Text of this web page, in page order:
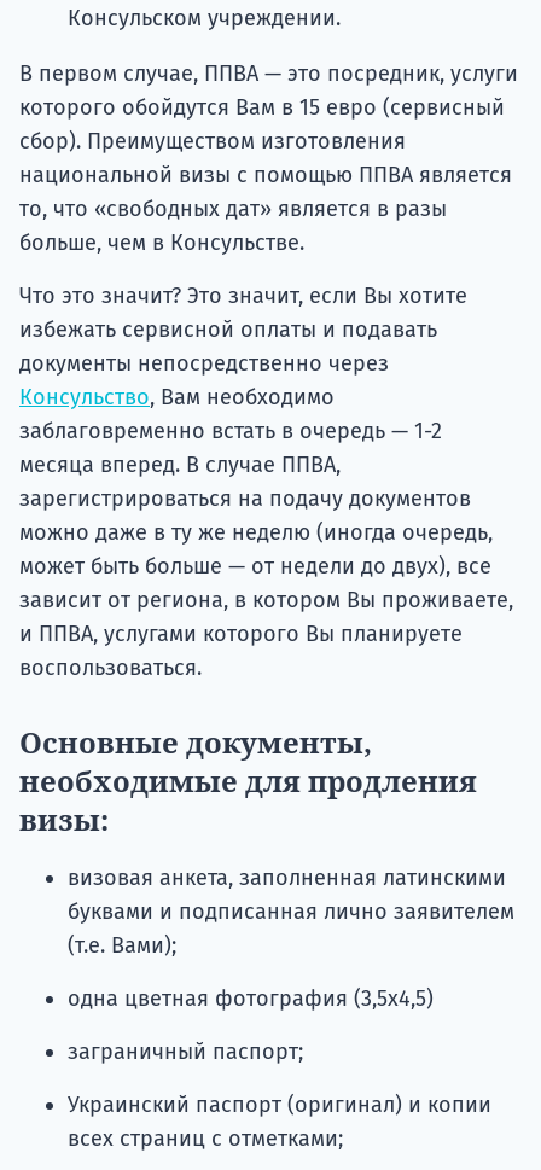
Консульском учреждении.
В первом случае, ППВА — это посредник, услуги
которого обойдутся Вам в 15 евро (сервисный
сбор). Преимуществом изготовления
национальной визы с помощью ППВА является
то, что «свободных дат» является в разы
больше, чем в Консульстве.
Что это значит? Это значит, если Вы хотите
избежать сервисной оплаты и подавать
документы непосредственно через
Консульство, Вам необходимо
заблаговременно встать в очередь — 1-2
месяца вперед. В случае ППВА,
зарегистрироваться на подачу документов
можно даже в ту же неделю (иногда очередь,
может быть больше — от недели до двух), все
зависит от региона, в котором Вы проживаете,
и ППВА, услугами которого Вы планируете
воспользоваться.
Основные документы,
необходимые для продления
визы:
визовая анкета, заполненная латинскими
буквами и подписанная лично заявителем
(т.е. Вами);
одна цветная фотография (3,5х4,5)
заграничный паспорт;
Украинский паспорт (оригинал) и копии
всех страниц с отметками;